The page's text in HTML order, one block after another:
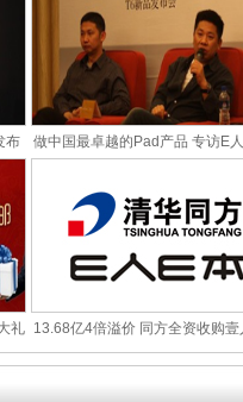
布 做中国最卓越的Pad产品 专访E
礼 13.68亿4倍溢价 同方全资收购壹